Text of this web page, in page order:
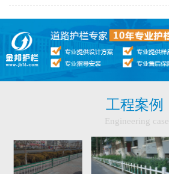
● 候车亭规格型号小解
工程案例
Engineering case